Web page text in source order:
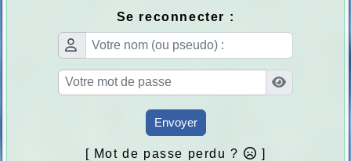
Se reconnecter :
Envoyer
[ Mot de passe perdu ? ]